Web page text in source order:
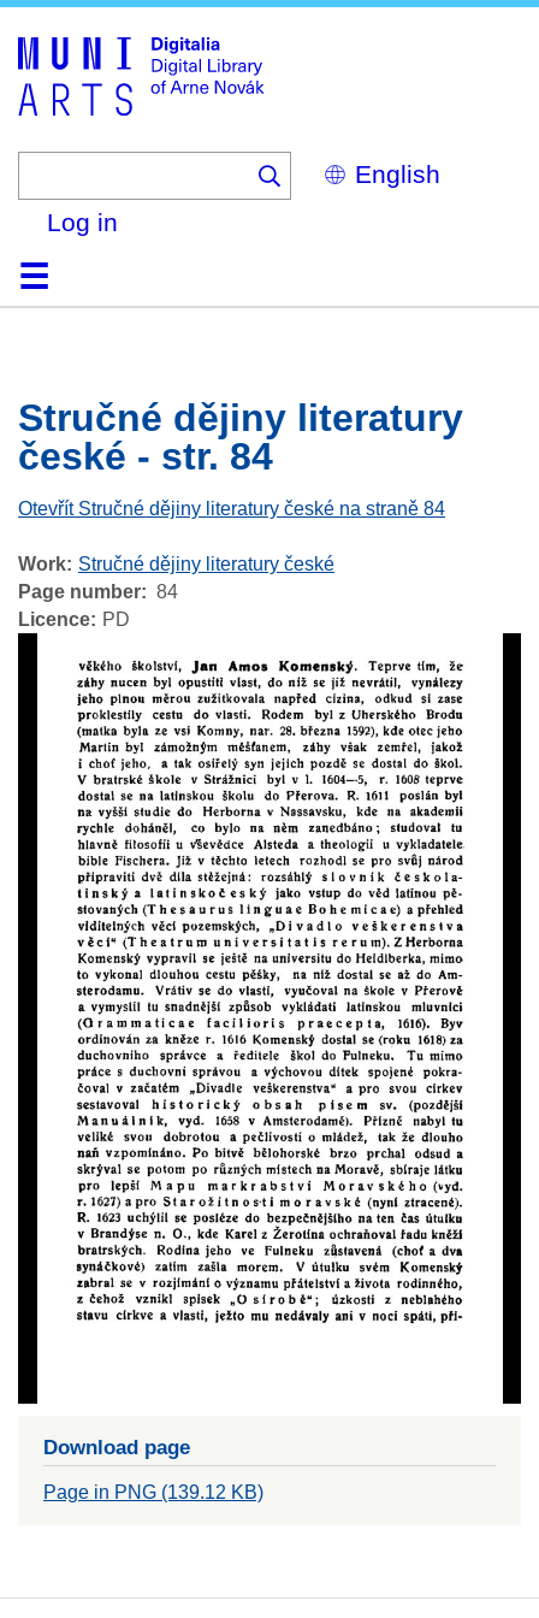
Select
your
Log in
HomeBrowse
Search
About
HelpContactDigitalia
Stručné dějiny literatury
české - str. 84
Otevřít Stručné dějiny literatury české na straně 84
Work
Stručné dějiny literatury české
Page number
84
Licence
PD
Download page
Page in PNG (139.12 KB)